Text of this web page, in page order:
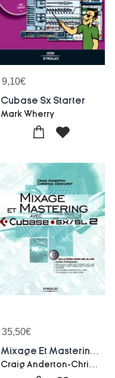
9,10€
Cubase Sx Starter
Mark Wherry
35,50€